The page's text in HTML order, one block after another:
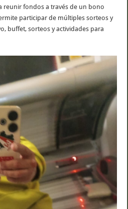
reunir fondos a través de un bono
participar de múltiples sorteos y
buffet, sorteos y actividades para